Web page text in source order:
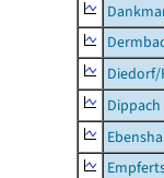
Dippach